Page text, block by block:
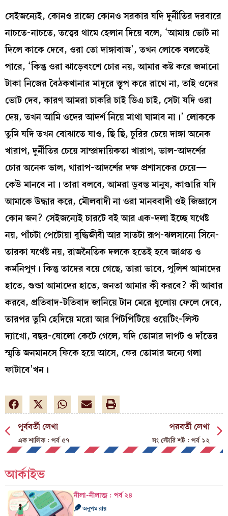
সেইজন্যেই, কোনও রাজ্যে কোনও সরকার যদি দুর্নীতির দরবারে
নাচতে-নাচতে, তত্ত্বের থামে হেলান দিয়ে বলে, ‘আমায় ভোট না
দিলে কাকে দেবে, ওরা তো দাঙ্গাবাজ’, তখন লোকে বলতেই
পারে, ‘কিন্তু ওরা ঝাড়েবংশে চোর নয়, আমার কষ্ট করে জমানো
টাকা নিজের বৈঠকখানার মাদুরে স্তূপ করে রাখে না, তাই ওদের
ভোট দেব, কারণ আমরা চাকরি চাই ডিএ চাই, সেটা যদি ওরা
দেয়, তখন আমি ওদের আদর্শ নিয়ে মাথা ঘামাব না।’ লোককে
তুমি যদি তখন বোঝাতে যাও, ছি ছি, চুরির চেয়ে দাঙ্গা অনেক
খারাপ, দুর্নীতির চেয়ে সাম্প্রদায়িকতা খারাপ, ভাল-আদর্শের
চোর অনেক ভাল, খারাপ-আদর্শের দক্ষ প্রশাসকের চেয়ে—
কেউ মানবে না। তারা বলবে, আমরা ডুবন্ত মানুষ, কাণ্ডারি যদি
আমাকে উদ্ধার করে, মৌলবাদী না ওরা মানববাদী ওই জিজ্ঞাসে
কোন জন? সেইজন্যেই চারটে বই আর এক-দলা ইচ্ছে যথেষ্ট
নয়, পাঁচটা পেটোয়া বুদ্ধিজীবী আর সাতটা রূপ-ঝলসানো সিনে-
তারকা যথেষ্ট নয়, রাজনৈতিক দলকে হতেই হবে জাগ্রত ও
কর্মনিপুণ। কিন্তু তাদের বয়ে গেছে, তারা ভাবে, পুলিশ আমাদের
হাতে, গুন্ডা আমাদের হাতে, জনতা আমার কী করবে? কী আবার
করবে, প্রতিবাদ-টতিবাদ জানিয়ে টান মেরে ধুলোয় ফেলে দেবে,
তারপর তুমি হেদিয়ে মরো আর পিটপিটিয়ে ওয়েটিং-লিস্ট
দ্যাখো, বছর-ষোলো কেটে গেলে, যদি তোমার দাপট ও দাঁতের
স্মৃতি জনমানসে ফিকে হয়ে আসে, ফের তোমার জন্যে গলা
ফাটাবে’খন।
পূর্ববর্তী লেখা
এক শালিক : পর্ব ৫৭
পরবর্তী লেখা
সং স্টোরি শর্ট : পর্ব ১২
আর্কাইভ
নীলা-নীলাব্জ : পর্ব ২৪
অনুপম রায়